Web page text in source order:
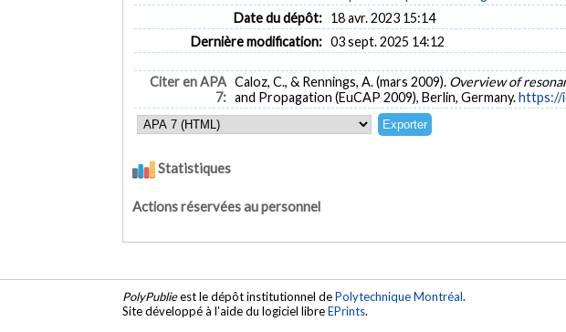
Date du dépôt: 18 avr. 2023 15:14
Dernière modification: 03 sept. 2025 14:12
Citer en APA
7:
Caloz, C., & Rennings, A. (mars 2009). Overview of
and Propagation (EuCAP 2009), Berlin, Germany.https://
Statistiques
Actions réservées au personnel
PolyPublieest le dépôt institutionnel dePolytechnique Montréal.
Site développé à l'aide du logiciel libreEPrints.